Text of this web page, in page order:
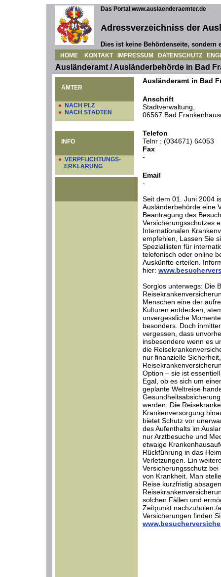
Das Portal www.auslaenderaemter.de
Adressverzeichniss der
Dies ist keine Behördenseite, sondern
HOME KONTAKT IMPRESSUM DATENSCHUTZ
Ausländeramt / Ausländerbehörde in Bad
ÄMTER
● NACH PLZ
● NACH STÄDTEN
INFO
● VERPFLICHTUNGS-
ERKLÄRUNG
Ausländeramt in Bad
Anschrift
Stadtverwaltung,
06567 Bad
Telefon
Telnr : (034671) 64053
Fax
-
Email
-
Seit dem 01. Juni 2004
Ausländerbehörde eine
Beantragung des
Versicherungsschutzes
Internationalen
empfehlen, Lassen Sie
Speziallisten für
telefonisch oder online
Auskünfte erteilen.
hier:
Sorglos unterwegs: Die
Menschen eine der
Kulturen entdecken,
unvergessliche
besonders. Doch
vergessen, dass
insbesondere wenn es
die
nur finanzielle
Option – sie ist
Egal, ob es sich um
geplante Weltreise
werden. Die
Krankenversorgung
bietet Schutz vor
des Aufenthalts im
nur Arztbesuche und
etwaige
Rückführung in das
Verletzungen. Ein
Versicherungsschutz
von Krankheit. Man
Reise kurzfristig
solchen Fällen und
Zeitpunkt nachzuholen./
Versicherungen finden